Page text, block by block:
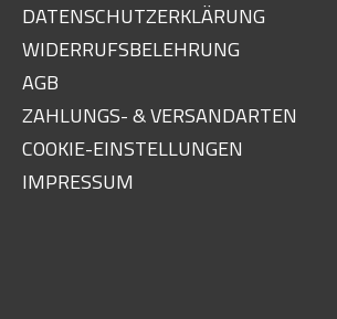
DATENSCHUTZERKLÄRUNG
WIDERRUFSBELEHRUNG
AGB
ZAHLUNGS- & VERSANDARTEN
COOKIE-EINSTELLUNGEN
IMPRESSUM